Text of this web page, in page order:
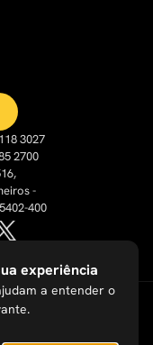
3027
2700
-
400
experiência
a entender o